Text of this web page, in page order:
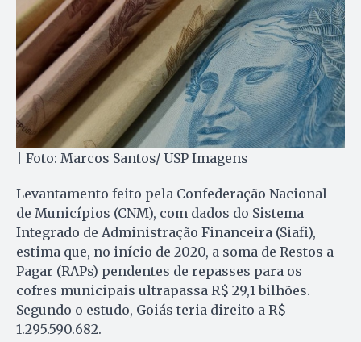
| Foto: Marcos Santos/ USP Imagens
Levantamento feito pela Confederação Nacional
de Municípios (CNM), com dados do Sistema
Integrado de Administração Financeira (Siafi),
estima que, no início de 2020, a soma de Restos a
Pagar (RAPs) pendentes de repasses para os
cofres municipais ultrapassa R$ 29,1 bilhões.
Segundo o estudo, Goiás teria direito a R$
1.295.590.682.